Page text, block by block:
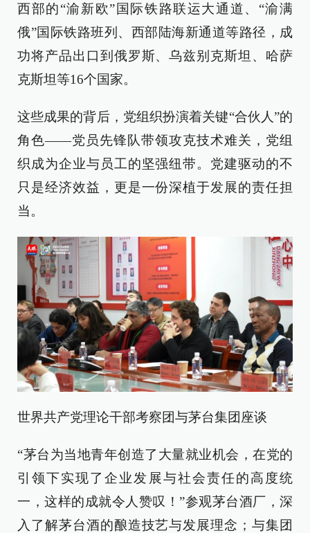
西部的“渝新欧”国际铁路联运大通道、“渝满
俄”国际铁路班列、西部陆海新通道等路径，成
功将产品出口到俄罗斯、乌兹别克斯坦、哈萨
克斯坦等16个国家。
这些成果的背后，党组织扮演着关键“合伙人”的
角色——党员先锋队带领攻克技术难关，党组
织成为企业与员工的坚强纽带。党建驱动的不
只是经济效益，更是一份深植于发展的责任担
当。
世界共产党理论干部考察团与茅台集团座谈
“茅台为当地青年创造了大量就业机会，在党的
引领下实现了企业发展与社会责任的高度统
一，这样的成就令人赞叹！”参观茅台酒厂，深
入了解茅台酒的酿造技艺与发展理念；与集团